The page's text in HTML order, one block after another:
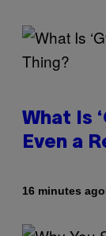
What Is
Even a
16 minutes ago